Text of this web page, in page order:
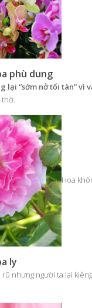
phù dung
lại “sớm nở tối tàn” vì
Hoa
ly
nhưng người ta lại